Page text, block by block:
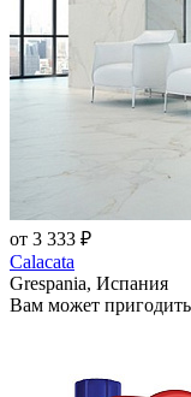
от 3 333 ₽
Calacata
Grespania, Испания
Вам может